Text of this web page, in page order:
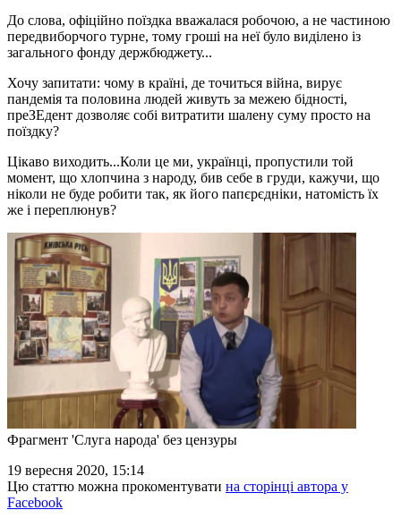
До слова, офіційно поїздка вважалася робочою, а не частиною
передвиборчого турне, тому гроші на неї було виділено із
загального фонду держбюджету...
Хочу запитати: чому в країні, де точиться війна, вирує
пандемія та половина людей живуть за межею бідності,
преЗЕдент дозволяє собі витратити шалену суму просто на
поїздку?
Цікаво виходить...Коли це ми, українці, пропустили той
момент, що хлопчина з народу, бив себе в груди, кажучи, що
ніколи не буде робити так, як його папєрєдніки, натомість їх
же і переплюнув?
Фрагмент 'Слуга народа' без цензуры
19 вересня 2020, 15:14
Цю статтю можна прокоментувати на сторінці автора у
Facebook